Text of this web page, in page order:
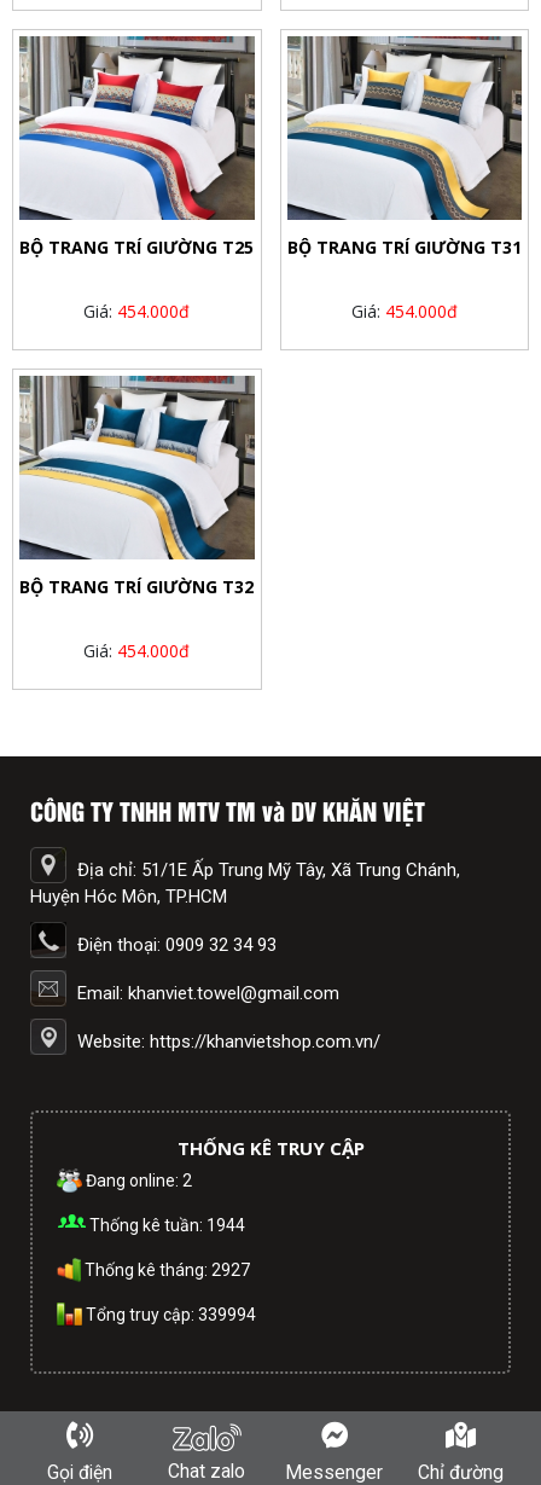
BỘ TRANG TRÍ GIƯỜNG T25
Giá: 454.000đ
BỘ TRANG TRÍ GIƯỜNG T31
Giá: 454.000đ
BỘ TRANG TRÍ GIƯỜNG T32
Giá: 454.000đ
CÔNG TY TNHH MTV TM và DV KHĂN VIỆT
Địa chỉ: 51/1E Ấp Trung Mỹ Tây, Xã Trung Chánh,
Huyện Hóc Môn, TP.HCM
Điện thoại: 0909 32 34 93
Email: khanviet.towel@gmail.com
Website: https://khanvietshop.com.vn/
THỐNG KÊ TRUY CẬP
Đang online: 2
Thống kê tuần: 1944
Thống kê tháng: 2927
Tổng truy cập: 339994
Copyright © CÔNG TY TNHH MTV TM và DV KHĂN VIỆT. Powered by
tltvietnam.vn
Gọi điện Chat zalo Messenger Chỉ đường